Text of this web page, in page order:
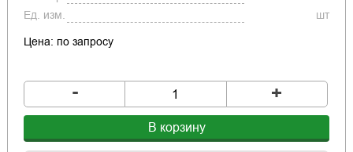
Ед. изм.
шт
Цена: по запросу
- +
В корзину